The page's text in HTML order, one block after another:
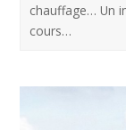
chauffage… Un
cours…